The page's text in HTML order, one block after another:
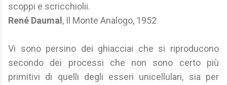
scoppi e scricchiolii.
René Daumal , Il Monte Analogo, 1952
Vi sono persino dei ghiacciai che si riproducono
secondo dei processi che non sono certo più
primitivi di quelli degli esseri unicellulari, sia per